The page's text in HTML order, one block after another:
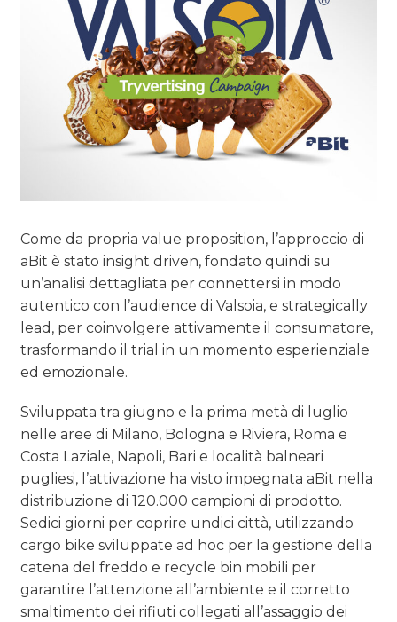
Come da propria value proposition, l’approccio di
aBit è stato insight driven, fondato quindi su
un’analisi dettagliata per connettersi in modo
autentico con l’audience di Valsoia, e strategically
lead, per coinvolgere attivamente il consumatore,
trasformando il trial in un momento esperienziale
ed emozionale.
Sviluppata tra giugno e la prima metà di luglio
nelle aree di Milano, Bologna e Riviera, Roma e
Costa Laziale, Napoli, Bari e località balneari
pugliesi, l’attivazione ha visto impegnata aBit nella
distribuzione di 120.000 campioni di prodotto.
Sedici giorni per coprire undici città, utilizzando
cargo bike sviluppate ad hoc per la gestione della
catena del freddo e recycle bin mobili per
garantire l’attenzione all’ambiente e il corretto
smaltimento dei rifiuti collegati all’assaggio dei